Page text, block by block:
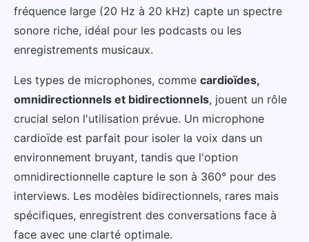
fréquence large (20 Hz à 20 kHz) capte un spectre
sonore riche, idéal pour les podcasts ou les
enregistrements musicaux.
Les types de microphones, comme cardioïdes,
omnidirectionnels et bidirectionnels, jouent un rôle
crucial selon l'utilisation prévue. Un microphone
cardioïde est parfait pour isoler la voix dans un
environnement bruyant, tandis que l'option
omnidirectionnelle capture le son à 360° pour des
interviews. Les modèles bidirectionnels, rares mais
spécifiques, enregistrent des conversations face à
face avec une clarté optimale.